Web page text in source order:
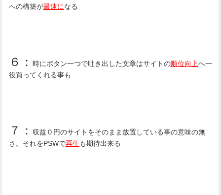
への構築が最速になる
６： 時にボタン一つで吐き出した文章はサイトの順位向上へ一
役買ってくれる事も
７：
収益０円のサイトをそのまま放置している事の意味の無
さ。それをPSWで再生も期待出来る